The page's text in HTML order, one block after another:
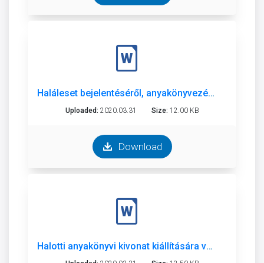
Haláleset bejelentéséről, anyakönyvezéséről tájékoztató
Uploaded: 2020.03.31 Size: 12.00 KB
Download
Halotti anyakönyvi kivonat kiállítására vonatkozó kérelem